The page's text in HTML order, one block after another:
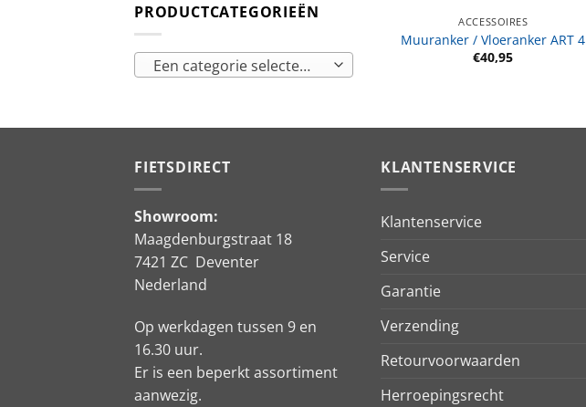
PRODUCTCATEGORIEËN
Een categorie selecteren
ACCESSOIRES
Muuranker / Vloeranker ART 4
€40,95
FIETSDIRECT
Showroom:
Maagdenburgstraat 18
7421 ZC Deventer
Nederland
Op werkdagen tussen 9 en
16.30 uur.
Er is een beperkt assortiment
aanwezig.
KLANTENSERVICE
Klantenservice
Service
Garantie
Verzending
Retourvoorwaarden
Herroepingsrecht